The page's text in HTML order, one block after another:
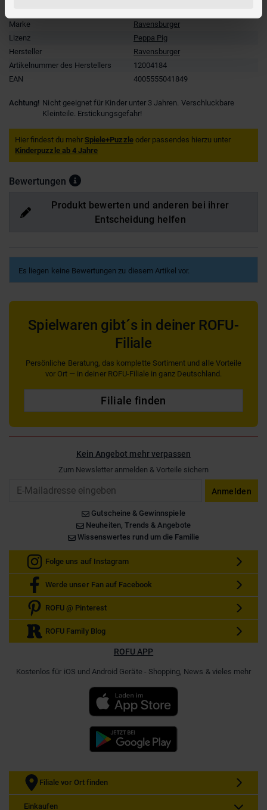
Marke
Ravensburger
Lizenz
Peppa Pig
Hersteller
Ravensburger
Artikelnummer des Herstellers
12004184
EAN
4005555041849
Achtung! Nicht geeignet für Kinder unter 3 Jahren. Verschluckbare
Kleinteile. Erstickungsgefahr!
Hier findest du mehr Spiele+Puzzleoder passendes hierzu unter
Kinderpuzzle ab 4 Jahre
Bewertungen
Produkt bewerten und anderen bei ihrer
Entscheidung helfen
Es liegen keine Bewertungen zu diesem Artikel vor.
Spielwaren gibt´s in deiner ROFU-
Filiale
Persönliche Beratung, das komplette Sortiment und alle Vorteile
vor Ort — in deiner ROFU-Filiale in ganz Deutschland.
Filiale finden
Kein Angebot mehr verpassen
Zum Newsletter anmelden & Vorteile sichern
Anmelden
Gutscheine & Gewinnspiele
Neuheiten, Trends & Angebote
Wissenswertes rund um die Familie
Folge uns auf Instagram
Werde unser Fan auf Facebook
ROFU @ Pinterest
ROFU Family Blog
ROFU APP
Kostenlos für iOS und Android Geräte - Shopping, News & vieles mehr
Filiale vor Ort finden
Einkaufen